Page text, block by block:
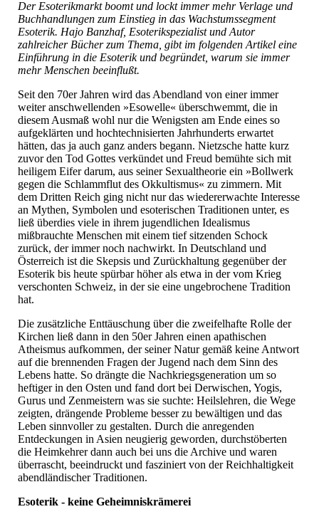
Der Esoterikmarkt boomt und lockt immer mehr Verlage und
Buchhandlungen zum Einstieg in das Wachstumssegment
Esoterik. Hajo Banzhaf, Esoterikspezialist und Autor
zahlreicher Bücher zum Thema, gibt im folgenden Artikel eine
Einführung in die Esoterik und begründet, warum sie immer
mehr Menschen beeinflußt.
Seit den 70er Jahren wird das Abendland von einer immer
weiter anschwellenden »Esowelle« überschwemmt, die in
diesem Ausmaß wohl nur die Wenigsten am Ende eines so
aufgeklärten und hochtechnisierten Jahrhunderts erwartet
hätten, das ja auch ganz anders begann. Nietzsche hatte kurz
zuvor den Tod Gottes verkündet und Freud bemühte sich mit
heiligem Eifer darum, aus seiner Sexualtheorie ein »Bollwerk
gegen die Schlammflut des Okkultismus« zu zimmern. Mit
dem Dritten Reich ging nicht nur das wiedererwachte Interesse
an Mythen, Symbolen und esoterischen Traditionen unter, es
ließ überdies viele in ihrem jugendlichen Idealismus
mißbrauchte Menschen mit einem tief sitzenden Schock
zurück, der immer noch nachwirkt. In Deutschland und
Österreich ist die Skepsis und Zurückhaltung gegenüber der
Esoterik bis heute spürbar höher als etwa in der vom Krieg
verschonten Schweiz, in der sie eine ungebrochene Tradition
hat.
Die zusätzliche Enttäuschung über die zweifelhafte Rolle der
Kirchen ließ dann in den 50er Jahren einen apathischen
Atheismus aufkommen, der seiner Natur gemäß keine Antwort
auf die brennenden Fragen der Jugend nach dem Sinn des
Lebens hatte. So drängte die Nachkriegsgeneration um so
heftiger in den Osten und fand dort bei Derwischen, Yogis,
Gurus und Zenmeistern was sie suchte: Heilslehren, die Wege
zeigten, drängende Probleme besser zu bewältigen und das
Leben sinnvoller zu gestalten. Durch die anregenden
Entdeckungen in Asien neugierig geworden, durchstöberten
die Heimkehrer dann auch bei uns die Archive und waren
überrascht, beeindruckt und fasziniert von der Reichhaltigkeit
abendländischer Traditionen.
Esoterik - keine Geheimniskrämerei